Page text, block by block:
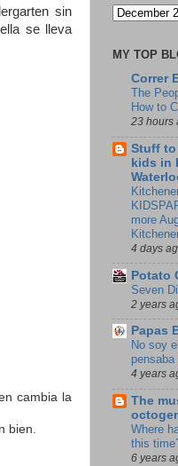
sin
se lleva
cambia la
bien.
MY TOP
Correr
The
How to
23 hours
Stuff
kids in
more
4 days
Potato
Seven
2 years
Papas
No soy
4 years
The
Where
this
6 years